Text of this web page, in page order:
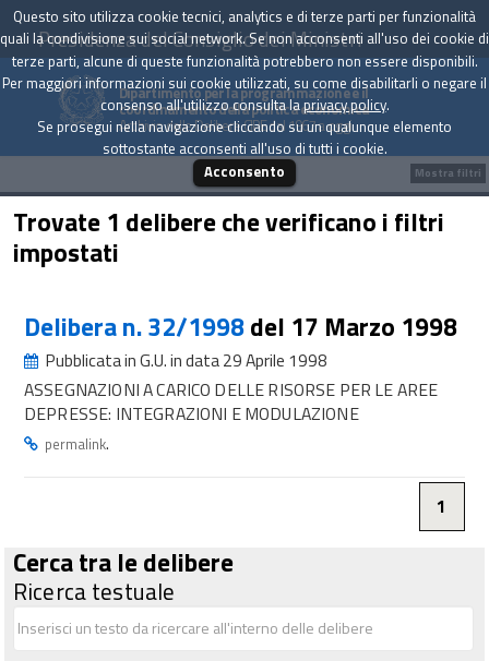
Presidenza del Consiglio dei Ministri
Dipartimento per la programmazione e il
coordinamento della politica economica
Archivio delle Delibere CIPE dal 1967 a oggi
Trovate 1 delibere che verificano i filtri
impostati
Delibera n. 32/1998del 17 Marzo 1998
Pubblicata in G.U. in data 29 Aprile 1998
ASSEGNAZIONI A CARICO DELLE RISORSE PER LE AREE
DEPRESSE: INTEGRAZIONI E MODULAZIONE
permalink.
1
Cerca tra le delibere
Ricerca testuale
Mostra filtri
Questo sito utilizza cookie tecnici, analytics e di terze parti per funzionalità
quali la condivisione sui social network. Se non acconsenti all'uso dei cookie di
terze parti, alcune di queste funzionalità potrebbero non essere disponibili.
Per maggiori informazioni sui cookie utilizzati, su come disabilitarli o negare il
consenso all'utilizzo consulta laprivacy policy.
Se prosegui nella navigazione cliccando su un qualunque elemento
sottostante acconsenti all'uso di tutti i cookie.
Acconsento